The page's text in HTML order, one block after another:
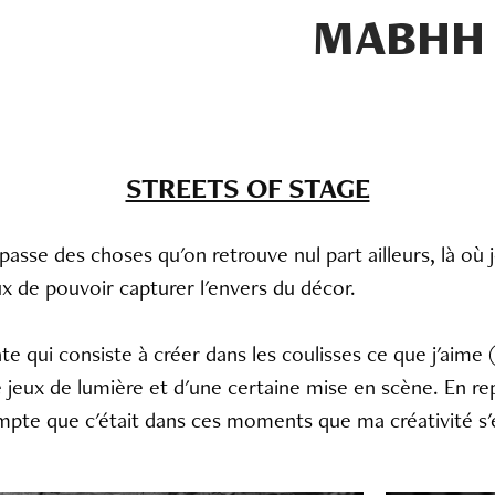
MABHH
STREETS OF STAGE
des choses qu'on retrouve nul part ailleurs, là
de pouvoir capturer l'envers du décor.
qui consiste à créer dans les coulisses ce que
de lumière et d'une certaine mise en scène. En
que c'était dans ces moments que ma créativité